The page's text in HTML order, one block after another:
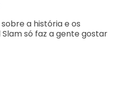
a história e os
só faz a gente gostar